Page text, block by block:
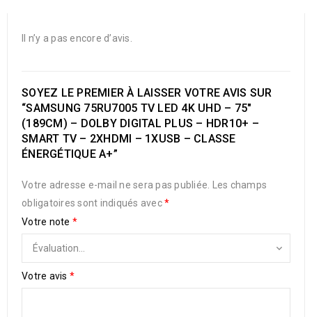
Il n’y a pas encore d’avis.
SOYEZ LE PREMIER À LAISSER VOTRE AVIS SUR
“SAMSUNG 75RU7005 TV LED 4K UHD – 75″
(189CM) – DOLBY DIGITAL PLUS – HDR10+ –
SMART TV – 2XHDMI – 1XUSB – CLASSE
ÉNERGÉTIQUE A+”
Votre adresse e-mail ne sera pas publiée.
Les champs
obligatoires sont indiqués avec*
Votre note *
Votre avis *